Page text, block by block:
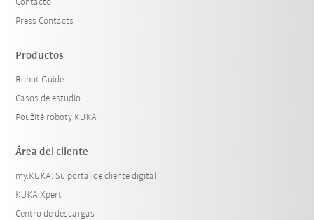
Contacto
Press Contacts
Productos
Robot Guide
Casos de estudio
Použité roboty KUKA
Área del cliente
my.KUKA: Su portal de cliente digital
KUKA Xpert
Centro de descargas